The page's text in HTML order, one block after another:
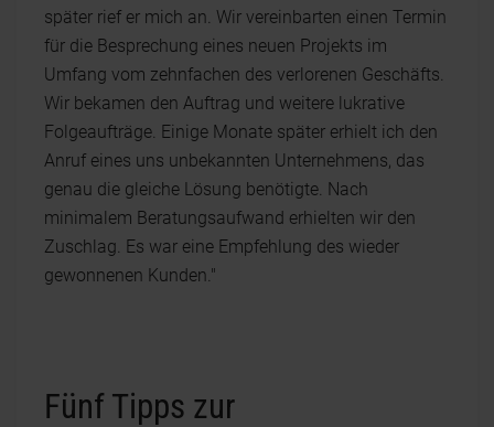
später rief er mich an. Wir vereinbarten einen Termin
für die Besprechung eines neuen Projekts im
Umfang vom zehnfachen des verlorenen Geschäfts.
Wir bekamen den Auftrag und weitere lukrative
Folgeaufträge. Einige Monate später erhielt ich den
Anruf eines uns unbekannten Unternehmens, das
genau die gleiche Lösung benötigte. Nach
minimalem Beratungsaufwand erhielten wir den
Zuschlag. Es war eine Empfehlung des wieder
gewonnenen Kunden."
Fünf Tipps zur